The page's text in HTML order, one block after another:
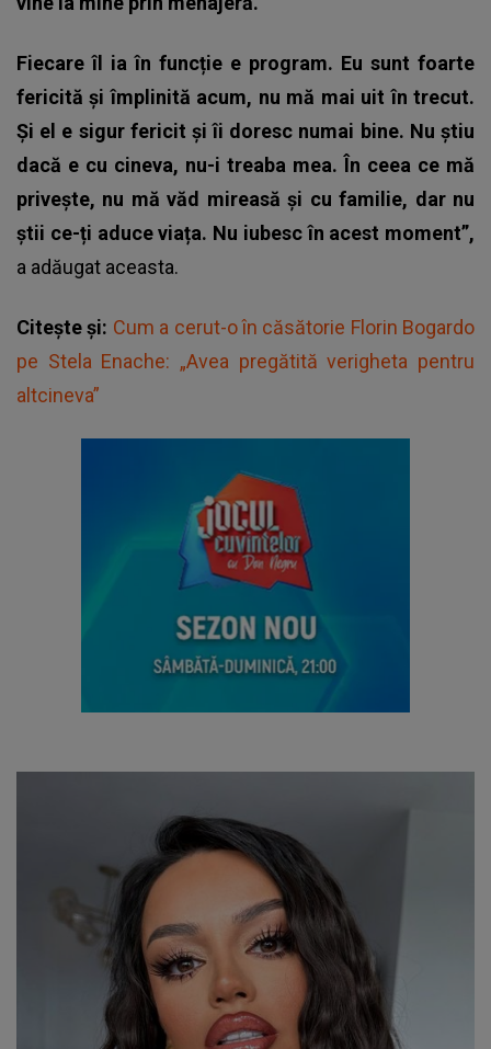
Fiecare îl ia în funcție e program. Eu sunt foarte
fericită și împlinită acum, nu mă mai uit în trecut.
Și el e sigur fericit și îi doresc numai bine. Nu știu
dacă e cu cineva, nu-i treaba mea. În ceea ce mă
privește, nu mă văd mireasă și cu familie, dar nu
știi ce-ți aduce viața. Nu iubesc în acest moment”,
a adăugat aceasta.
Citește și: Cum a cerut-o în căsătorie Florin Bogardo
pe Stela Enache: „Avea pregătită verigheta pentru
altcineva”